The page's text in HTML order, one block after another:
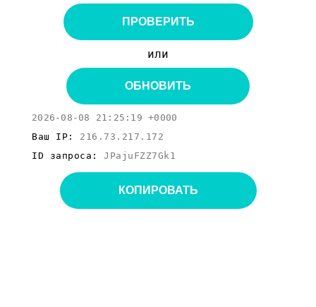
ПРОВЕРИТЬ
или
ОБНОВИТЬ
2026-08-08 21:25:19 +0000
Ваш IP: 216.73.217.172
ID запроса: JPajuFZZ7Gk1
КОПИРОВАТЬ